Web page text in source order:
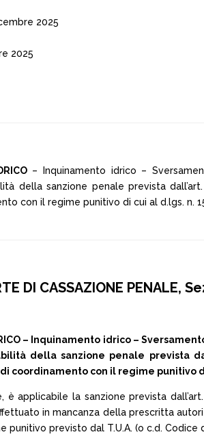
2025
2025
– Inquinamento idrico –
della sanzione penale prevista
con il regime punitivo di cui al d.lgs. n.
DI CASSAZIONE
– Inquinamento idrico –
della sanzione penale prevista
coordinamento con il regime punitivo
applicabile la sanzione prevista
in mancanza della prescritta
previsto dal T.U.A. (o c.d. Codice